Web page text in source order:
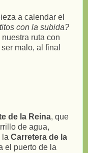
a calendar el
con la subida?
ruta con
malo, al final
de la Reina, que
de agua,
la Carretera de la
el puerto de la